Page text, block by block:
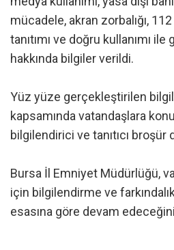
mücadele, akran zorbalığı, 112
tanıtımı ve doğru kullanımı
hakkında bilgiler verildi.
Yüz yüze gerçekleştirilen
kapsamında vatandaşlara
bilgilendirici ve tanıtıcı broşür
Bursa İl Emniyet Müdürlüğü,
için bilgilendirme ve
esasına göre devam